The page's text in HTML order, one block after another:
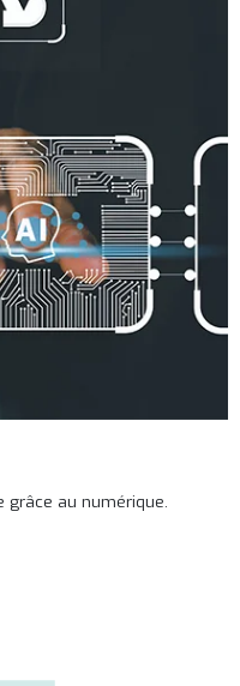
grâce au numérique.